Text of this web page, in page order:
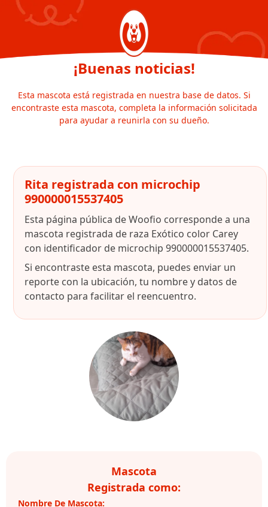
¡Buenas noticias!
Esta mascota está registrada en nuestra base de datos. Si
encontraste esta mascota, completa la información solicitada
para ayudar a reunirla con su dueño.
Rita registrada con microchip
990000015537405
Esta página pública de Woofio corresponde a una
mascota registrada de raza Exótico color Carey
con identificador de microchip 990000015537405.
Si encontraste esta mascota, puedes enviar un
reporte con la ubicación, tu nombre y datos de
contacto para facilitar el reencuentro.
Mascota
Registrada como:
Nombre De Mascota: